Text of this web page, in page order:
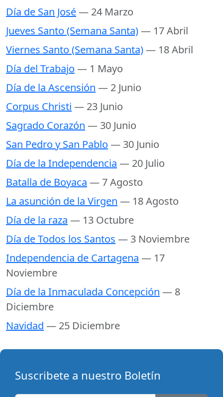
Día de San José— 24 Marzo
Jueves Santo (Semana Santa)— 17 Abril
Viernes Santo (Semana Santa)— 18 Abril
Día del Trabajo — 1 Mayo
Día de la Ascensión — 2 Junio
Corpus Christi — 23 Junio
Sagrado Corazón — 30 Junio
San Pedro y San Pablo — 30 Junio
Día de la Independencia — 20 Julio
Batalla de Boyaca — 7 Agosto
La asunción de la Virgen — 18 Agosto
Día de la raza — 13 Octubre
Día de Todos los Santos — 3 Noviembre
Independencia de Cartagena — 17
Noviembre
Día de la Inmaculada Concepción — 8
Diciembre
Navidad — 25 Diciembre
Suscribete a nuestro Boletín